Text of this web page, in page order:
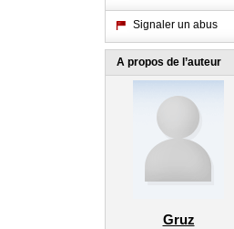
Signaler un abus
A propos de l’auteur
Gruz